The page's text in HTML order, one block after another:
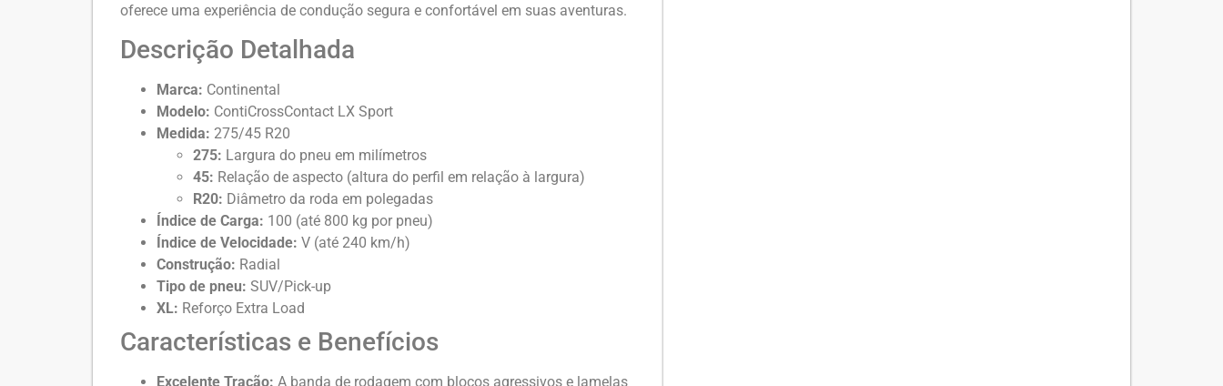
oferece uma experiência de condução segura e confortável em suas aventuras.
Descrição Detalhada
Marca: Continental
Modelo: ContiCrossContact LX Sport
Medida: 275/45 R20
275: Largura do pneu em milímetros
45: Relação de aspecto (altura do perfil em relação à largura)
R20: Diâmetro da roda em polegadas
Índice de Carga: 100 (até 800 kg por pneu)
Índice de Velocidade: V (até 240 km/h)
Construção: Radial
Tipo de pneu: SUV/Pick-up
XL: Reforço Extra Load
Características e Benefícios
Excelente Tração: A banda de rodagem com blocos agressivos e lamelas